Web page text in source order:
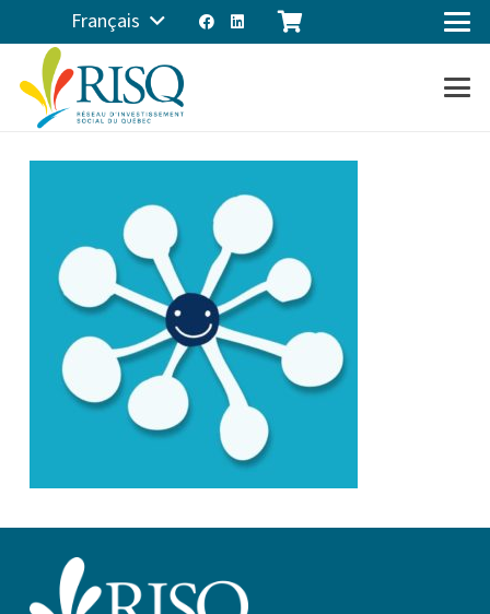
Français